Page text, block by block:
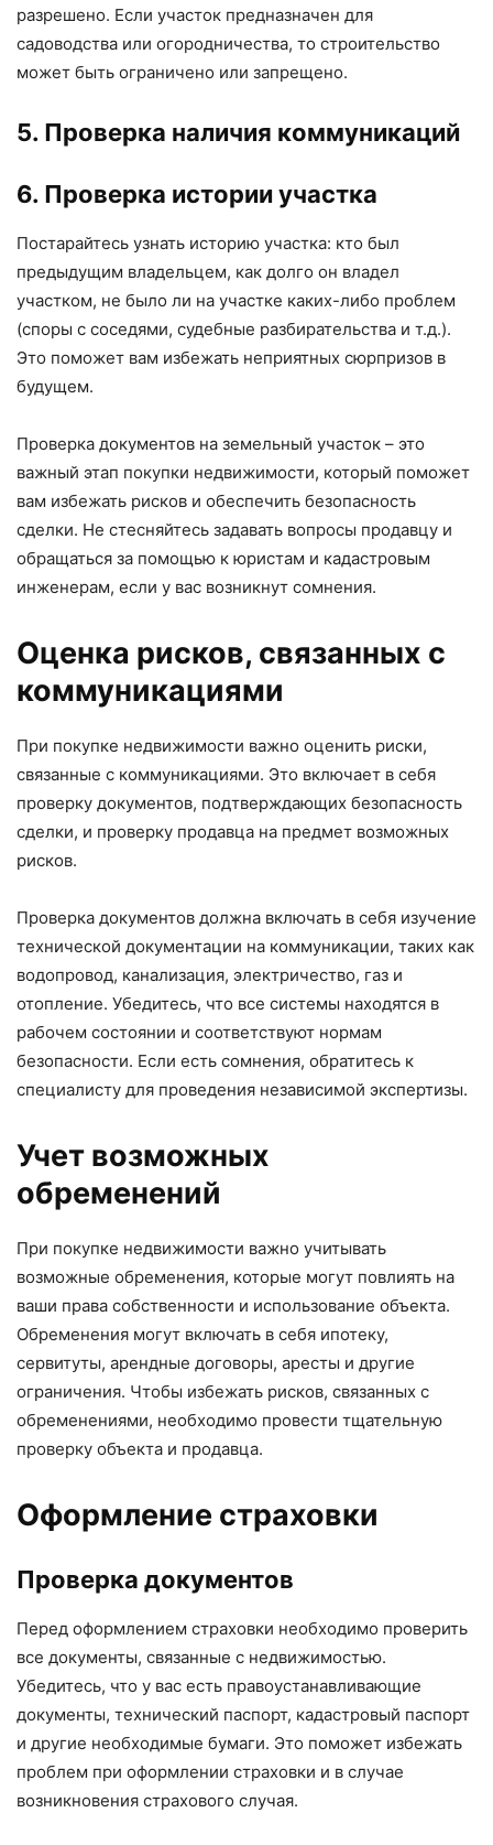
разрешено. Если участок предназначен для
садоводства или огородничества, то строительство
может быть ограничено или запрещено.
5. Проверка наличия коммуникаций
6. Проверка истории участка
Постарайтесь узнать историю участка: кто был
предыдущим владельцем, как долго он владел
участком, не было ли на участке каких-либо проблем
(споры с соседями, судебные разбирательства и т.д.).
Это поможет вам избежать неприятных сюрпризов в
будущем.
Проверка документов на земельный участок – это
важный этап покупки недвижимости, который поможет
вам избежать рисков и обеспечить безопасность
сделки. Не стесняйтесь задавать вопросы продавцу и
обращаться за помощью к юристам и кадастровым
инженерам, если у вас возникнут сомнения.
Оценка рисков, связанных с
коммуникациями
При покупке недвижимости важно оценить риски,
связанные с коммуникациями. Это включает в себя
проверку документов, подтверждающих безопасность
сделки, и проверку продавца на предмет возможных
рисков.
Проверка документов должна включать в себя изучение
технической документации на коммуникации, таких как
водопровод, канализация, электричество, газ и
отопление. Убедитесь, что все системы находятся в
рабочем состоянии и соответствуют нормам
безопасности. Если есть сомнения, обратитесь к
специалисту для проведения независимой экспертизы.
Учет возможных
обременений
При покупке недвижимости важно учитывать
возможные обременения, которые могут повлиять на
ваши права собственности и использование объекта.
Обременения могут включать в себя ипотеку,
сервитуты, арендные договоры, аресты и другие
ограничения. Чтобы избежать рисков, связанных с
обременениями, необходимо провести тщательную
проверку объекта и продавца.
Оформление страховки
Проверка документов
Перед оформлением страховки необходимо проверить
все документы, связанные с недвижимостью.
Убедитесь, что у вас есть правоустанавливающие
документы, технический паспорт, кадастровый паспорт
и другие необходимые бумаги. Это поможет избежать
проблем при оформлении страховки и в случае
возникновения страхового случая.